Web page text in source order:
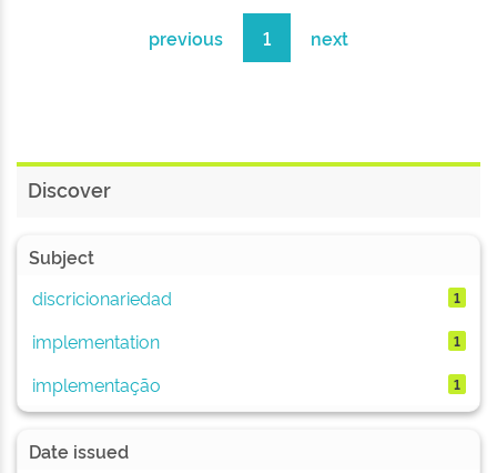
previous 1 next
Discover
Subject
discricionariedad
1
implementation 1
implementação 1
Date issued